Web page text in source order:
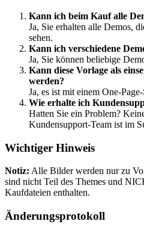
Kann ich beim Kauf alle
Ja, Sie erhalten alle Demos,
sehen.
Kann ich verschiedene
Ja, Sie können beliebige
Kann diese Vorlage als
werden?
Ja, es ist mit einem One-
Wie erhalte ich
Hatten Sie ein Problem?
Kundensupport-Team ist im
Wichtiger Hinweis
Notiz: Alle Bilder werden nur zu
sind nicht Teil des Themes und
Kaufdateien enthalten.
Änderungsprotokoll